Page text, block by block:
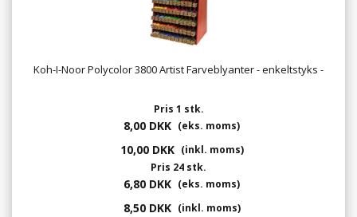
Koh-I-Noor Polycolor 3800 Artist Farveblyanter - enkeltstyks -
Pris 1 stk.
8,00 DKK (eks. moms)
10,00 DKK (inkl. moms)
Pris 24 stk.
6,80 DKK (eks. moms)
8,50 DKK (inkl. moms)